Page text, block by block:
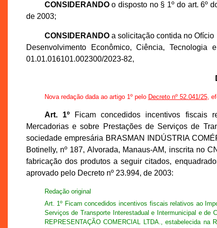
CONSIDERANDOo disposto no § 1º do art. 6º
de 2003;
CONSIDERANDOa solicitação contida no Ofício
Desenvolvimento Econômico, Ciência,
01.01.016101.002300/2023-82,
Nova redação dada ao artigo 1º pelo Decreto nº 52.041/25,
Art. 1ºFicam concedidos incentivos fiscais
Mercadorias e sobre Prestações de Serviços de
sociedade empresária BRASMAN INDÚSTRIA
Botinelly, nº 187, Alvorada, Manaus-AM, inscrita no
fabricação dos produtos a seguir citados,
aprovado pelo Decreto nº 23.994, de 2003:
Redação original
Art. 1º Ficam concedidos incentivos fiscais relativos ao
Serviços de Transporte Interestadual e Intermunicipal e de
REPRESENTAÇÃO COMERCIAL LTDA., estabelecida